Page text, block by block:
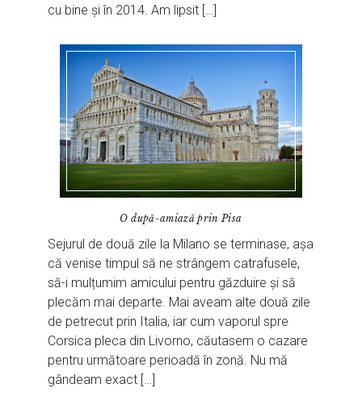
cu bine și în 2014. Am lipsit […]
O după-amiază prin Pisa
Sejurul de două zile la Milano se terminase, așa
că venise timpul să ne strângem catrafusele,
să-i mulțumim amicului pentru găzduire și să
plecăm mai departe. Mai aveam alte două zile
de petrecut prin Italia, iar cum vaporul spre
Corsica pleca din Livorno, căutasem o cazare
pentru următoare perioadă în zonă. Nu mă
gândeam exact […]